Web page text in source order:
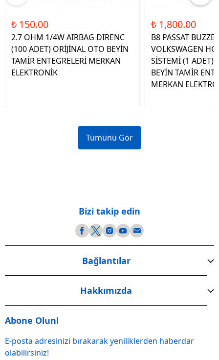
₺ 150.00
2.7 OHM 1/4W AIRBAG DIRENC
(100 ADET) ORİJİNAL OTO BEYİN
TAMİR ENTEGRELERİ MERKAN
ELEKTRONİK
₺ 1,800.00
B8 PASSAT
VOLKSWAGEN
SİSTEMİ (1 ADET)
BEYİN TAMİR
MERKAN
Tümünü Gör
Bizi takip edin
Bağlantılar
Hakkımızda
Abone Olun!
E-posta adresinizi bırakarak yeniliklerden haberdar
olabilirsiniz!